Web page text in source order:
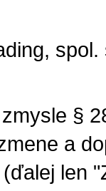
§
a
len